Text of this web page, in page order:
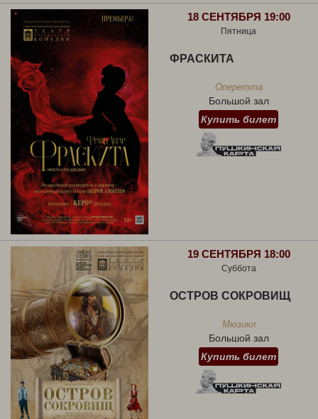
18 СЕНТЯБРЯ 19:00
Пятница
ФРАСКИТА
Оперетта
Большой зал
Купить билет
19 СЕНТЯБРЯ 18:00
Суббота
ОСТРОВ СОКРОВИЩ
Мюзикл
Большой зал
Купить билет